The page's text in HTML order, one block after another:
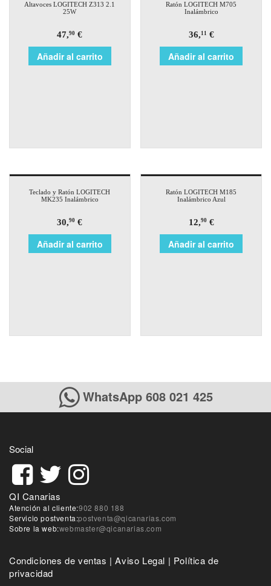
Altavoces LOGITECH Z313 2.1
25W
47,90 €
Añadir al carrito
Ratón LOGITECH M705
Inalámbrico
36,11 €
Añadir al carrito
Teclado y Ratón LOGITECH
MK235 Inalámbrico
30,90 €
Añadir al carrito
Ratón LOGITECH M185
Inalámbrico Azul
12,90€
Añadir al carrito
WhatsApp 608 021 425
Social
QI Canarias
Atención al cliente:902 880 188
Servicio postventa:postventa@qicanarias.com
Sobre la web:webmaster@qicanarias.com
Condiciones de ventas |Aviso Legal | Política de
privacidad